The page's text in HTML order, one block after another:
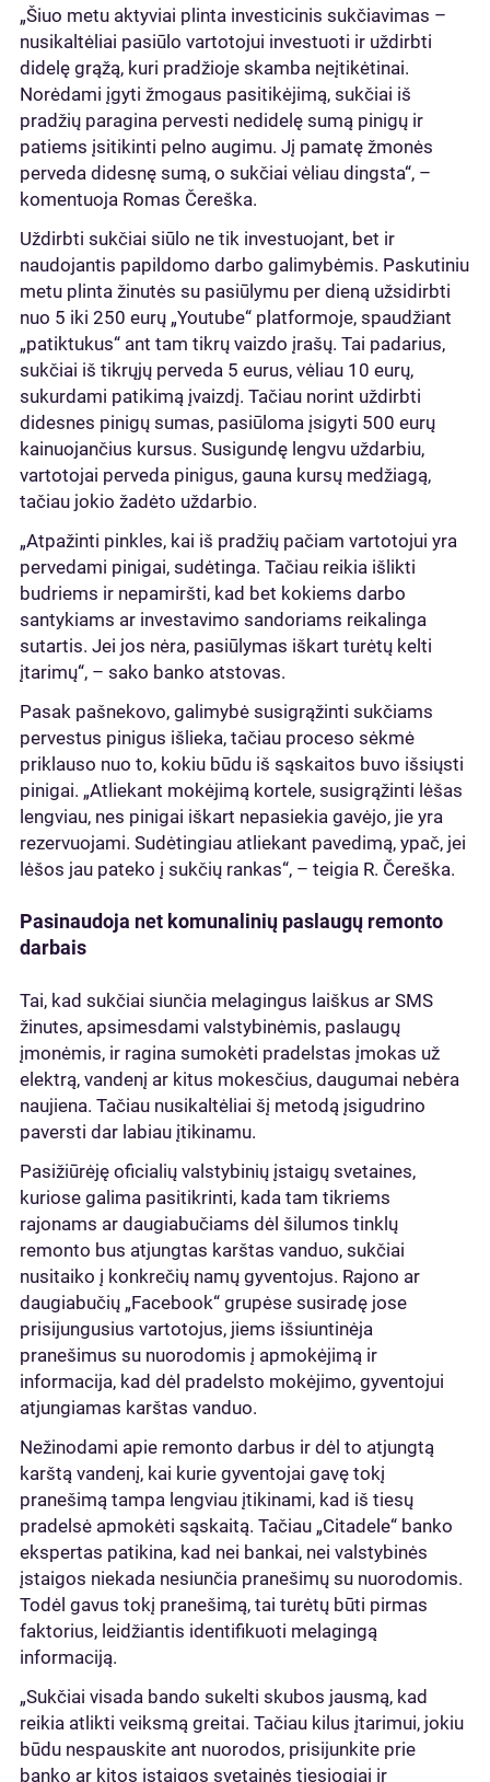
„Šiuo metu aktyviai plinta investicinis sukčiavimas –
nusikaltėliai pasiūlo vartotojui investuoti ir uždirbti
didelę grąžą, kuri pradžioje skamba neįtikėtinai.
Norėdami įgyti žmogaus pasitikėjimą, sukčiai iš
pradžių paragina pervesti nedidelę sumą pinigų ir
patiems įsitikinti pelno augimu. Jį pamatę žmonės
perveda didesnę sumą, o sukčiai vėliau dingsta“, –
komentuoja Romas Čereška.
Uždirbti sukčiai siūlo ne tik investuojant, bet ir
naudojantis papildomo darbo galimybėmis. Paskutiniu
metu plinta žinutės su pasiūlymu per dieną užsidirbti
nuo 5 iki 250 eurų „Youtube“ platformoje, spaudžiant
„patiktukus“ ant tam tikrų vaizdo įrašų. Tai padarius,
sukčiai iš tikrųjų perveda 5 eurus, vėliau 10 eurų,
sukurdami patikimą įvaizdį. Tačiau norint uždirbti
didesnes pinigų sumas, pasiūloma įsigyti 500 eurų
kainuojančius kursus. Susigundę lengvu uždarbiu,
vartotojai perveda pinigus, gauna kursų medžiagą,
tačiau jokio žadėto uždarbio.
„Atpažinti pinkles, kai iš pradžių pačiam vartotojui yra
pervedami pinigai, sudėtinga. Tačiau reikia išlikti
budriems ir nepamiršti, kad bet kokiems darbo
santykiams ar investavimo sandoriams reikalinga
sutartis. Jei jos nėra, pasiūlymas iškart turėtų kelti
įtarimų“, – sako banko atstovas.
Pasak pašnekovo, galimybė susigrąžinti sukčiams
pervestus pinigus išlieka, tačiau proceso sėkmė
priklauso nuo to, kokiu būdu iš sąskaitos buvo išsiųsti
pinigai. „Atliekant mokėjimą kortele, susigrąžinti lėšas
lengviau, nes pinigai iškart nepasiekia gavėjo, jie yra
rezervuojami. Sudėtingiau atliekant pavedimą, ypač, jei
lėšos jau pateko į sukčių rankas“, – teigia R. Čereška.
Pasinaudoja net komunalinių paslaugų remonto
darbais
Tai, kad sukčiai siunčia melagingus laiškus ar SMS
žinutes, apsimesdami valstybinėmis, paslaugų
įmonėmis, ir ragina sumokėti pradelstas įmokas už
elektrą, vandenį ar kitus mokesčius, daugumai nebėra
naujiena. Tačiau nusikaltėliai šį metodą įsigudrino
paversti dar labiau įtikinamu.
Pasižiūrėję oficialių valstybinių įstaigų svetaines,
kuriose galima pasitikrinti, kada tam tikriems
rajonams ar daugiabučiams dėl šilumos tinklų
remonto bus atjungtas karštas vanduo, sukčiai
nusitaiko į konkrečių namų gyventojus. Rajono ar
daugiabučių „Facebook“ grupėse susiradę jose
prisijungusius vartotojus, jiems išsiuntinėja
pranešimus su nuorodomis į apmokėjimą ir
informacija, kad dėl pradelsto mokėjimo, gyventojui
atjungiamas karštas vanduo.
Nežinodami apie remonto darbus ir dėl to atjungtą
karštą vandenį, kai kurie gyventojai gavę tokį
pranešimą tampa lengviau įtikinami, kad iš tiesų
pradelsė apmokėti sąskaitą. Tačiau „Citadele“ banko
ekspertas patikina, kad nei bankai, nei valstybinės
įstaigos niekada nesiunčia pranešimų su nuorodomis.
Todėl gavus tokį pranešimą, tai turėtų būti pirmas
faktorius, leidžiantis identifikuoti melagingą
informaciją.
„Sukčiai visada bando sukelti skubos jausmą, kad
reikia atlikti veiksmą greitai. Tačiau kilus įtarimui, jokiu
būdu nespauskite ant nuorodos, prisijunkite prie
banko ar kitos įstaigos svetainės tiesiogiai ir